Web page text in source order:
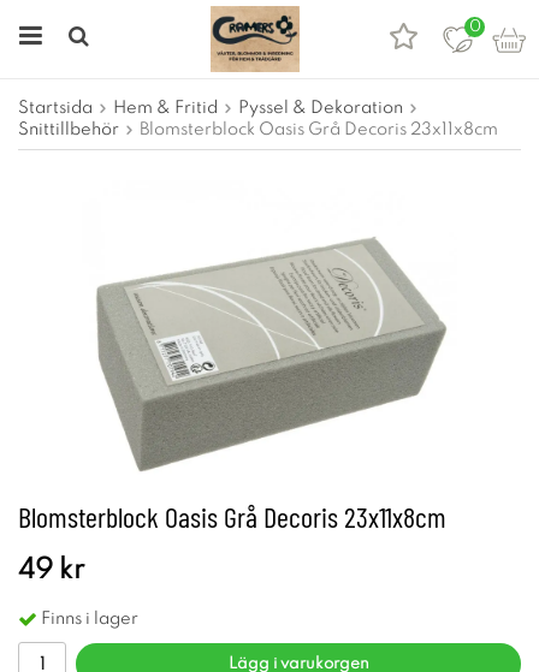
0
Startsida Hem & Fritid
Pyssel & Dekoration
Snittillbehör
Blomsterblock Oasis Grå Decoris 23x11x8cm
Blomsterblock Oasis Grå Decoris 23x11x8cm
49 kr
Finns i lager
Lägg i varukorgen